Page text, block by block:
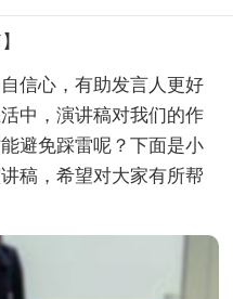
心，有助发言人更好
中，演讲稿对我们的作
避免踩雷呢？下面是小
稿，希望对大家有所帮